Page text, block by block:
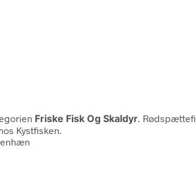
Friske Fisk Og Skaldyr .
Kystfisken.